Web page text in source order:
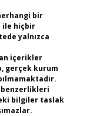
bir
ile hiçbir
yalnızca
içerikler
gerçek kurum
benzerlikleri
bilgiler taslak